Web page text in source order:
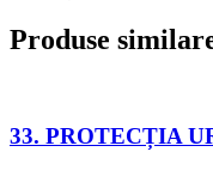
Produse
33. PROTECȚIA